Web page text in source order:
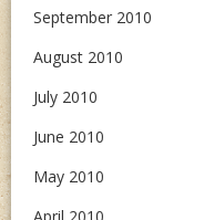
September 2010
August 2010
July 2010
June 2010
May 2010